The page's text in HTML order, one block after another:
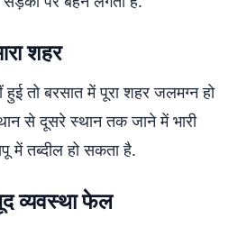
शहर
तो बरसात में पूरा शहर जलमग्न हो
से दूसरे स्थान तक जाने में भारी
में तब्दील हो सकता है.
व्यवस्था फेल